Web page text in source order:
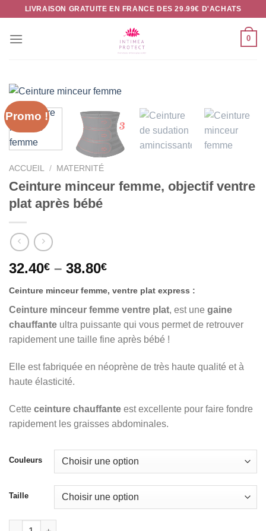
Passer
contenu
LIVRAISON GRATUITE EN FRANCE DES 29.99€ D'ACHATS
0
Promo !
ACCUEIL / MATERNITÉ
Ceinture minceur femme, objectif ventre
plat après bébé
32.40€ – 38.80€
Ceinture minceur femme, ventre plat express :
Ceinture minceur femme ventre plat, est une gaine
chauffante ultra puissante qui vous permet de retrouver
rapidement une taille fine après bébé !
Elle est fabriquée en néoprène de très haute qualité et à
haute élasticité.
Cette ceinture chauffante est excellente pour faire fondre
rapidement les graisses abdominales.
Couleurs
Taille
quantité de Ceinture minceur femme, objectif ventre plat après